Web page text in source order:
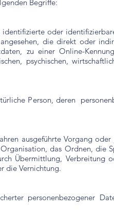
Begriffe:
oder
die direkt oder
zu einer Online-
psychischen,
Person, deren
ausgeführte Vorgang
das Ordnen, die
Übermittlung, Verbreitung
die Vernichtung.
personenbezogener